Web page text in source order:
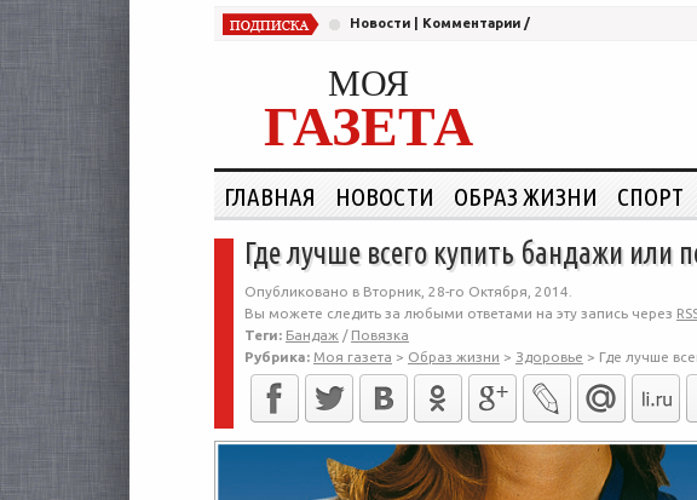
Новости Комментарии /
МОЯ
ГАЗЕТА
ГЛАВНАЯ НОВОСТИ ОБРАЗ ЖИЗНИ СПОРТ
Где лучше всего купить бандажи или
Опубликовано в Вторник, 28-го Октября, 2014.
Вы можете следить за любыми ответами на эту запись через
Теги: Бандаж / Повязка
Рубрика: Моя газета > Образ жизни > Здоровье > Где лучше